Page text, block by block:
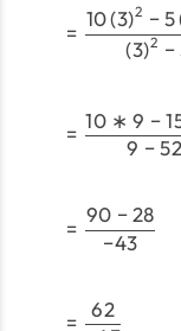
=
(3)2 −
10(3)2 −5
=
9 −52
10 ∗ 9 −
=
−43
90 −28
=
62